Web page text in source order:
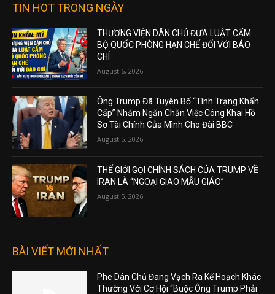
TIN HOT TRONG NGÀY
THƯỢNG VIỆN DÂN CHỦ ĐƯA LUẬT CẤM
BỘ QUỐC PHÒNG HẠN CHẾ ĐỐI VỚI BÁO
CHÍ
August 6, 2026
Ông Trump Đã Tuyên Bố “Tình Trạng Khẩn
Cấp” Nhằm Ngăn Chặn Việc Công Khai Hồ
Sơ Tài Chính Của Mình Cho Đài BBC
August 5, 2026
THẾ GIỚI GỌI CHÍNH SÁCH CỦA TRUMP VỀ
IRAN LÀ “NGOẠI GIAO MẪU GIÁO”
August 5, 2026
BÀI VIẾT MỚI NHẤT
Phe Dân Chủ Đang Vạch Ra Kế Hoạch Khác
Thường Với Cơ Hội “Buộc Ông Trump Phải